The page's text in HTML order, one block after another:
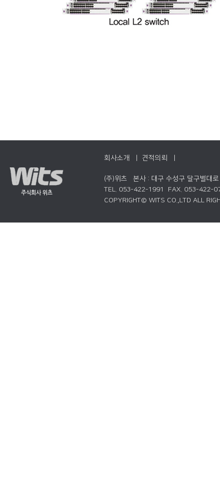
회사소개 | 견적의뢰 |
(주)위츠 본사 : 대구 수성구 달구벌대
TEL. 053-422-1991 FAX. 053-422-
COPYRIGHT© WITS CO.,LTD ALL